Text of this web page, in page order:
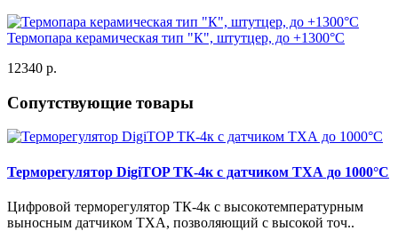
Термопара керамическая тип "К", штутцер, до +1300°C
12340 р.
Сопутствующие товары
Терморегулятор DigiTOP ТК-4к с датчиком ТХА до 1000°C
Цифровой терморегулятор ТК-4к с высокотемпературным
выносным датчиком ТХА, позволяющий с высокой точ..